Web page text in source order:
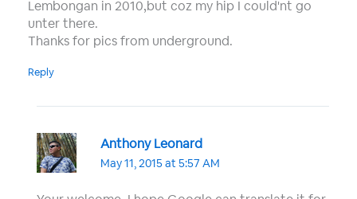
Lembongan in 2010,but coz my hip I could'nt go
unter there.
Thanks for pics from underground.
Reply
Anthony Leonard
May 11, 2015 at 5:57 AM